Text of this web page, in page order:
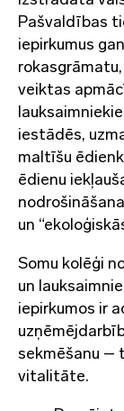
Pašvaldības
iepirkumus
veiktas
iestādēs,
maltīšu
ēdienu
un
Somu kolēģi
un
iepirkumos ir
sekmēšanu –
vitalitāte.